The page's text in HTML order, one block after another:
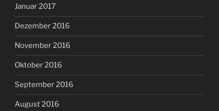
Januar 2017
Dezember 2016
November 2016
Oktober 2016
September 2016
August 2016